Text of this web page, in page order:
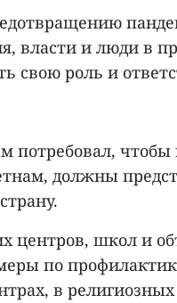
власти и люди в
свою роль и
потребовал, чтобы
должны
центров, школ и
по
в